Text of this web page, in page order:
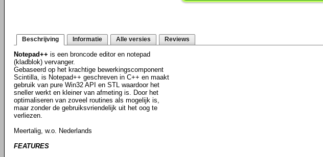
Beschrijving Informatie Alle versies Reviews
Notepad++ is een broncode editor en notepad
(kladblok) vervanger.
Gebaseerd op het krachtige bewerkingscomponent
Scintilla, is Notepad++ geschreven in C++ en maakt
gebruik van pure Win32 API en STL waardoor het
sneller werkt en kleiner van afmeting is. Door het
optimaliseren van zoveel routines als mogelijk is,
maar zonder de gebruiksvriendelijk uit het oog te
verliezen.
Meertalig, w.o. Nederlands
FEATURES